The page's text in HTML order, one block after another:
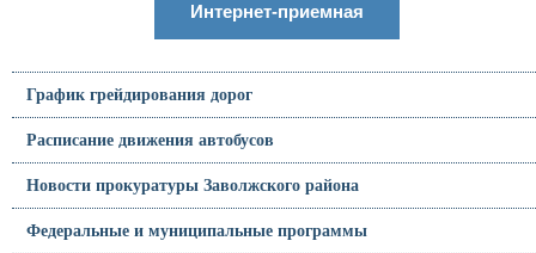
Интернет-приемная
График грейдирования дорог
Расписание движения автобусов
Новости прокуратуры Заволжского района
Федеральные и муниципальные программы